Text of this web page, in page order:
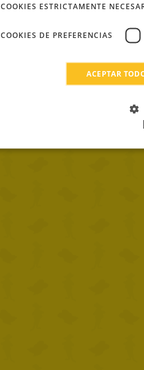
COOKIES ESTRICTAMENTE
COOKIES DE PREFERENCIAS
ACEPTAR